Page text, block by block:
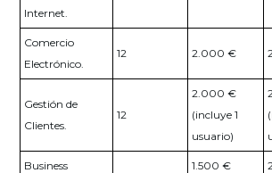
Internet.
Comercio
Electrónico.
12 2.000 €
Gestión de
Clientes.
12
2.000 €
(incluye 1
usuario)
Business
1.500 €